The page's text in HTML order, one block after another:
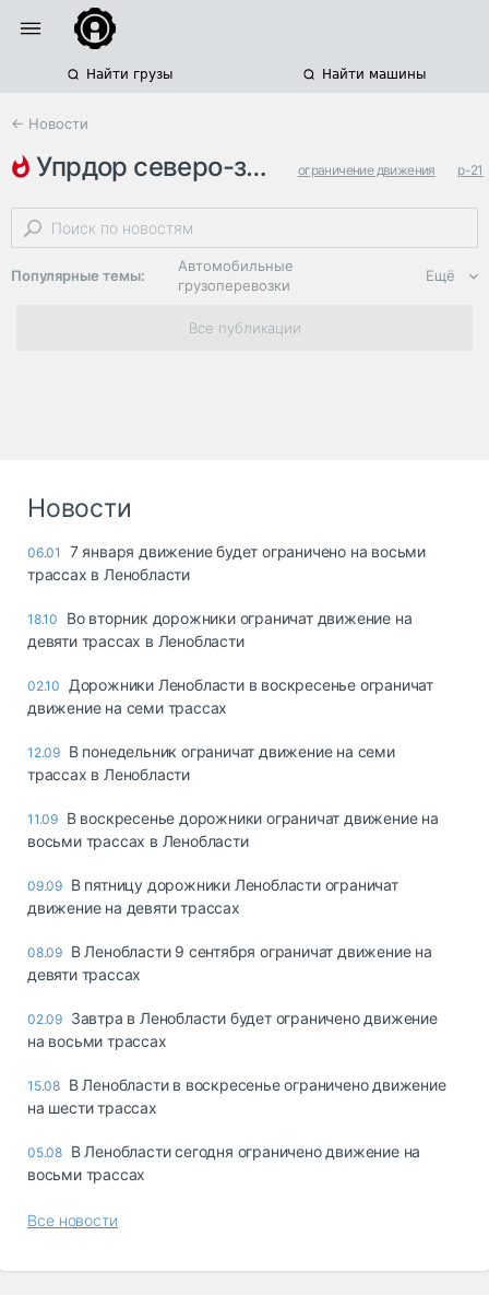
Найти грузы Найти машины
← Новости
упрдор северо-запад ограничение движения р-21
м-10
Популярные темы:
Автомобильные
грузоперевозки
Региональная
логистика
опасные грузы
страхование
Склады и
грузовые
Коммерческий
транспорт
Спецтехника
запчасти, шины
Топливо, масла и
Ещё
Все публикации
Новости
06.01
7 января движение будет ограничено на восьми
трассах в Ленобласти
18.10
Во вторник дорожники ограничат движение на
девяти трассах в Ленобласти
02.10
Дорожники Ленобласти в воскресенье ограничат
движение на семи трассах
12.09 В понедельник ограничат движение на семи
трассах в Ленобласти
11.09 В воскресенье дорожники ограничат движение на
восьми трассах в Ленобласти
09.09 В пятницу дорожники Ленобласти ограничат
движение на девяти трассах
08.09 В Ленобласти 9 сентября ограничат движение на
девяти трассах
02.09 Завтра в Ленобласти будет ограничено движение
на восьми трассах
15.08 В Ленобласти в воскресенье ограничено движение
на шести трассах
05.08 В Ленобласти сегодня ограничено движение на
восьми трассах
Все новости